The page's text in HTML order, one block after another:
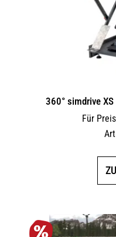
360° simdrive XS
Für